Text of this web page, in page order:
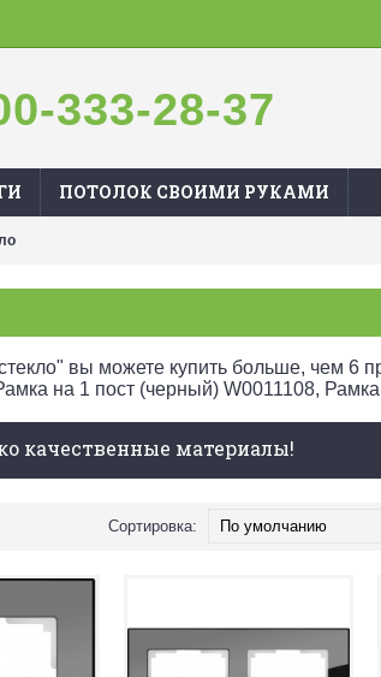
333-28-37
ПОТОЛОК СВОИМИ РУКАМИ
вы можете купить больше, чем 6
на 1 пост (черный) W0011108,
качественные материалы!
Сортировка: